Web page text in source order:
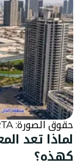
حقوق الصورة: RTA
لماذا تعد
كهذه؟